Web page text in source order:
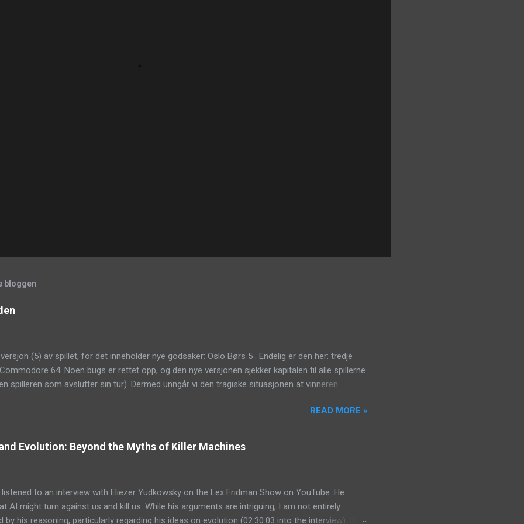
bloggen
(5) av spillet, for det inneholder nye godsaker: Oslo Børs 5 . Endelig er den her: tredje
64. Noen bugs er rettet opp, og den nye versjonen sjekker kapitalen til alle spillerne
spilleren som avslutter sin tur). Dermed unngår vi den tragiske situasjonen at vinneren
lettere ser hvordan stillingen er. Nå er programmet kompilert og er en del raskere! Dette er en
programmer på PC? Den kraftigste emulatoren er VICE for Windows, Mac OS X eller Linux:
På nettbrett med Android anbefales Frodo eller C64.emu . Kommentarer Trude Lutt sier:
på mitt aksje-eventyr på Oslo børs. I dag satserjeg alt på ett kort, nemlig FRO. Frontline-
READ MORE »
Evolution: Beyond the Myths of Killer Machines
to an interview with Eliezer Yudkowsky on the Lex Fridman Show on YouTube. He
AI might turn against us and kill us. While his arguments are intriguing, I am not entirely
by his reasoning, particularly regarding his ideas on evolution (02:30:03 into the interview). It's